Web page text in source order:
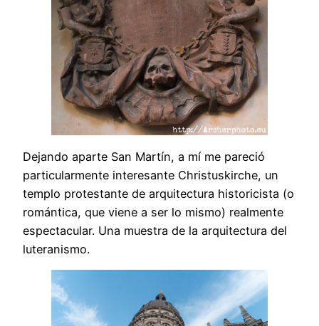
Dejando aparte San Martín, a mí me pareció
particularmente interesante Christuskirche, un
templo protestante de arquitectura historicista (o
romántica, que viene a ser lo mismo) realmente
espectacular. Una muestra de la arquitectura del
luteranismo.